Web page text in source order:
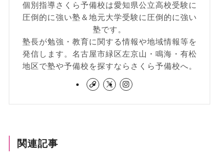
個別指導さくら予備校は愛知県公立高校受験に
圧倒的に強い塾＆地元大学受験に圧倒的に強い
塾です。
塾長が勉強・教育に関する情報や地域情報等を
発信します。名古屋市緑区左京山・鳴海・有松
地区で塾や予備校を探すならさくら予備校へ。
関連記事